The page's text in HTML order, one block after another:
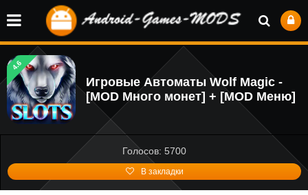
4.6
Игровые Автоматы Wolf Magic -
[MOD Много монет] + [MOD Меню]
Голосов: 5700
В закладки